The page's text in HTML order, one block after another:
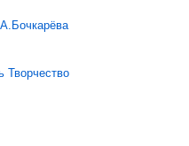
Творчество